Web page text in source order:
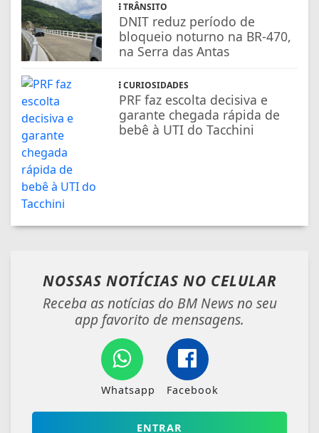
TRÂNSITO
DNIT reduz período de
bloqueio noturno na BR-470,
na Serra das Antas
CURIOSIDADES
PRF faz escolta decisiva e
garante chegada rápida de
bebê à UTI do Tacchini
NOSSAS NOTÍCIAS NO CELULAR
Receba as notícias do BM News no seu
app favorito de mensagens.
Whatsapp Facebook
ENTRAR